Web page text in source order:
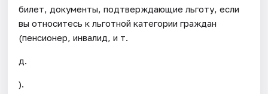
билет, документы, подтверждающие льготу, если
вы относитесь к льготной категории граждан
(пенсионер, инвалид, и т.
д.
).